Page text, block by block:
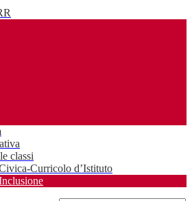
classi
Curricolo d’Istituto